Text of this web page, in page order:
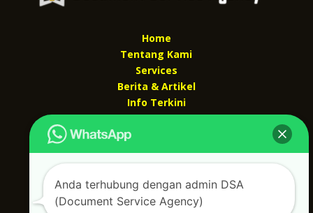
Home
Tentang Kami
Services
Berita & Artikel
Info Terkini
Kontak Kami
Kontak kami
Alamat kantor :
Jl Swadaya Pam No 6 Rt 006 Rw 007 Jatinegara,
Cakung, Jakarta Timur 13930
Anda terhubung dengan admin DSA
(Document Service Agency)